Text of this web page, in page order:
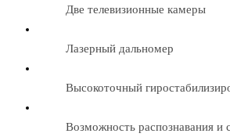
Две телевизионные камеры
Лазерный дальномер
Высокоточный
Возможность распознавания и